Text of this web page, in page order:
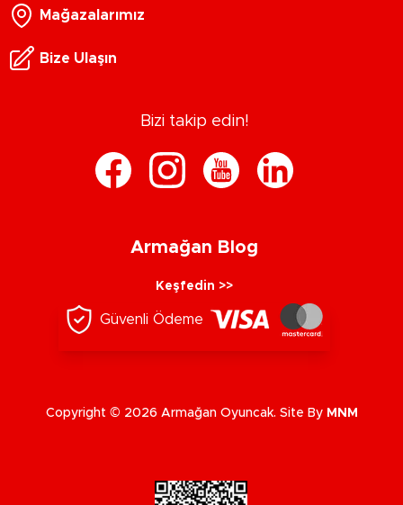
Mağazalarımız
Bize Ulaşın
Bizi takip edin!
Armağan Blog
Keşfedin >>
Güvenli Ödeme
Copyright © 2026 Armağan Oyuncak. Site By MNM